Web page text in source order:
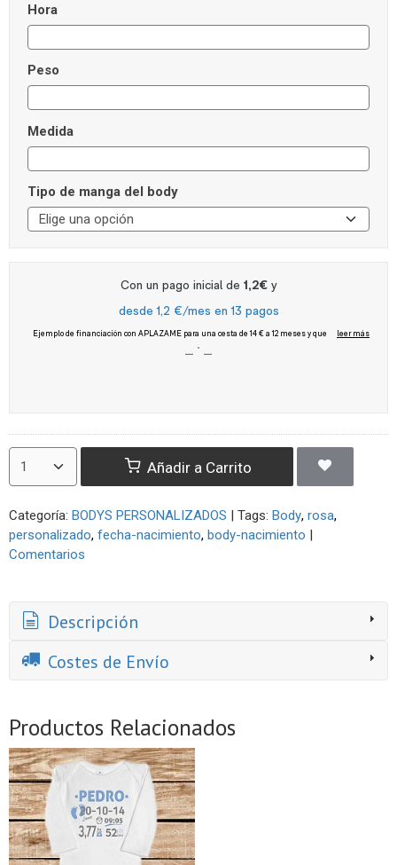
Hora
Peso
Medida
Tipo de manga del body
Añadir a Carrito
Categoría: BODYS PERSONALIZADOS | Tags: Body rosa
personalizado fecha-nacimiento body-nacimiento |
Comentarios
Descripción
Costes de Envío
Productos Relacionados